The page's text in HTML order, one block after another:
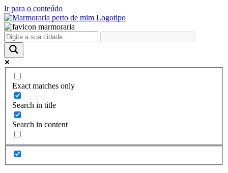
Ir para o conteúdo
Exact matches only
Search in title
Search in content